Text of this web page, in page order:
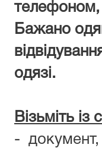
телефоном,
Бажано
одязі.
Візьміть із
- документ,